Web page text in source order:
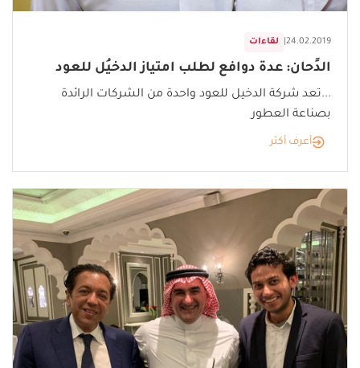
لقاءات 24.02.2019
الدًحان: عدة دوافع لطلب امتياز الدخيُل للعود
...تعد شركة الدخيل للعود واحدة من الشركات الرائدة
بصناعة العطور
أعرف أكثر